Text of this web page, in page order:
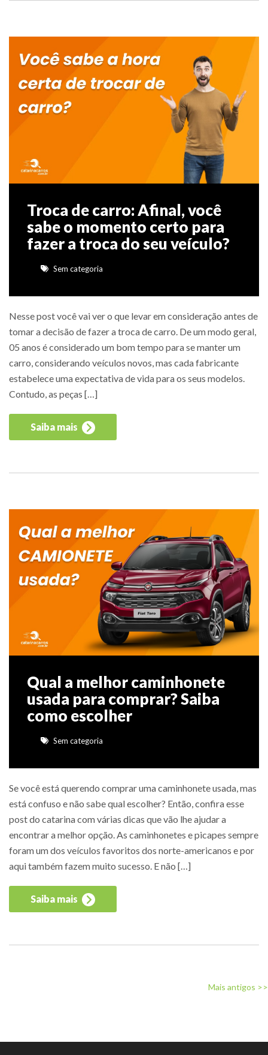
Troca de carro: Afinal, você
sabe o momento certo para
fazer a troca do seu veículo?
Sem categoria
Nesse post você vai ver o que levar em consideração antes de
tomar a decisão de fazer a troca de carro. De um modo geral,
05 anos é considerado um bom tempo para se manter um
carro, considerando veículos novos, mas cada fabricante
estabelece uma expectativa de vida para os seus modelos.
Contudo, as peças […]
Saiba mais
Qual a melhor caminhonete
usada para comprar? Saiba
como escolher
Sem categoria
Se você está querendo comprar uma caminhonete usada, mas
está confuso e não sabe qual escolher? Então, confira esse
post do catarina com várias dicas que vão lhe ajudar a
encontrar a melhor opção. As caminhonetes e picapes sempre
foram um dos veículos favoritos dos norte-americanos e por
aqui também fazem muito sucesso. E não […]
Saiba mais
Mais antigos >>